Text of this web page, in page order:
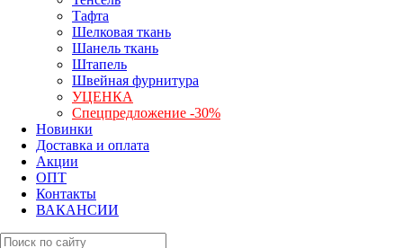
Тафта
Шелковая ткань
Шанель ткань
Штапель
Швейная фурнитура
УЦЕНКА
Спецпредложение -30%
Новинки
Доставка и оплата
Акции
ОПТ
Контакты
ВАКАНСИИ